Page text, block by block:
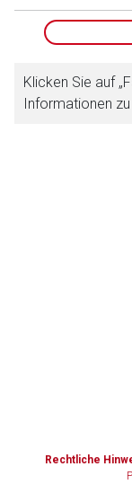
Klicken Sie auf
Informationen
Rechtliche
Der von Ihnen
Seite. Für die